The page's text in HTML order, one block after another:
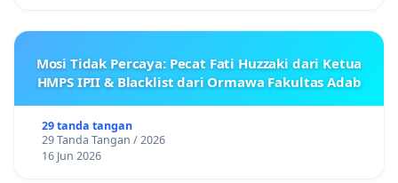
Mosi Tidak Percaya: Pecat Fati Huzzaki dari Ketua
HMPS IPII & Blacklist dari Ormawa Fakultas Adab
29 tanda tangan
29 Tanda Tangan / 2026
16 Jun 2026